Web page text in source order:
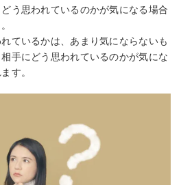
う思われているのかが気になる場合
ているかは、あまり気にならないも
手にどう思われているのかが気にな
す。